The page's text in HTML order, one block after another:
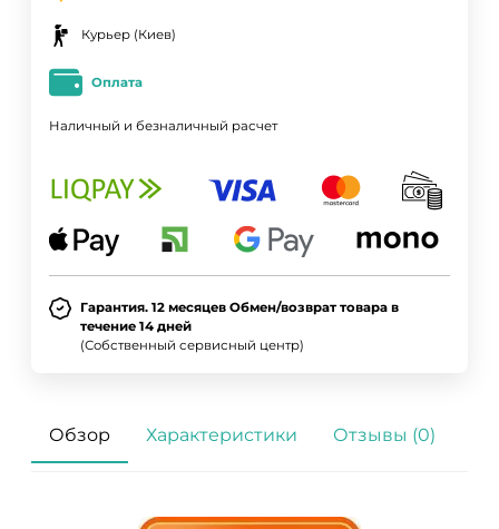
Курьер (Киев)
Оплата
Наличный и безналичный расчет
Гарантия. 12 месяцев Обмен/возврат товара в
течение 14 дней
(Собственный сервисный центр)
Обзор Характеристики Отзывы (0)